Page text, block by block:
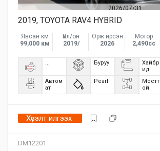
2026/07/31
DM12201
2019, TOYOTA RAV4 HYBRID
Явсан км
99,000 км
Үйл/он
2019/
Орж ирсэн
2026
Мотор
2,490сс
... Буруу
Хайбр
ид
Автом
ат
Pearl
Мостт
ой
Хүсэлт илгээх